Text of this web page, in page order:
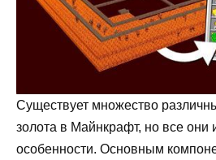
Существует множество
золота в Майнкрафт, но все
особенности. Основным